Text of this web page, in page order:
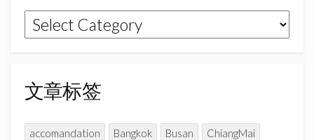
k
a
m
C
h
文
章
类
文章标签
accomandation Bangkok Busan
ChiangMai